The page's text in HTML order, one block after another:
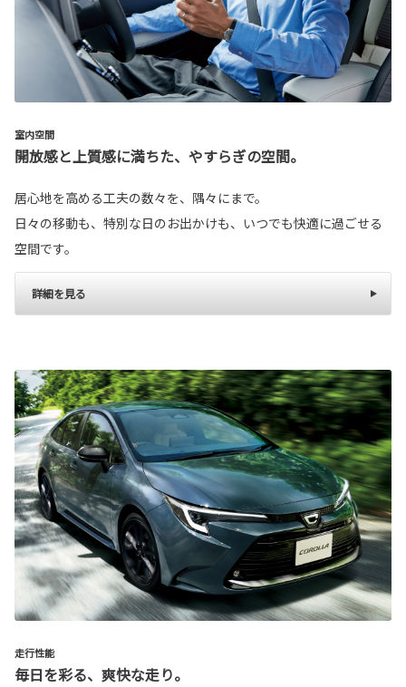
室内空間
開放感と上質感に満ちた、やすらぎの空間。
居心地を高める工夫の数々を、隅々にまで。
日々の移動も、特別な日のお出かけも、いつでも快適に過ごせる
空間です。
詳細を見る
走行性能
毎日を彩る、爽快な走り。